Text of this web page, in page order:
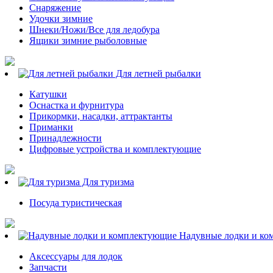
Снаряжение
Удочки зимние
Шнеки/Ножи/Все для ледобура
Ящики зимние рыболовные
Для летней рыбалки
Катушки
Оснастка и фурнитура
Прикормки, насадки, аттрактанты
Приманки
Принадлежности
Цифровые устройства и комплектующие
Для туризма
Посуда туристическая
Надувные лодки и
Аксессуары для лодок
Запчасти